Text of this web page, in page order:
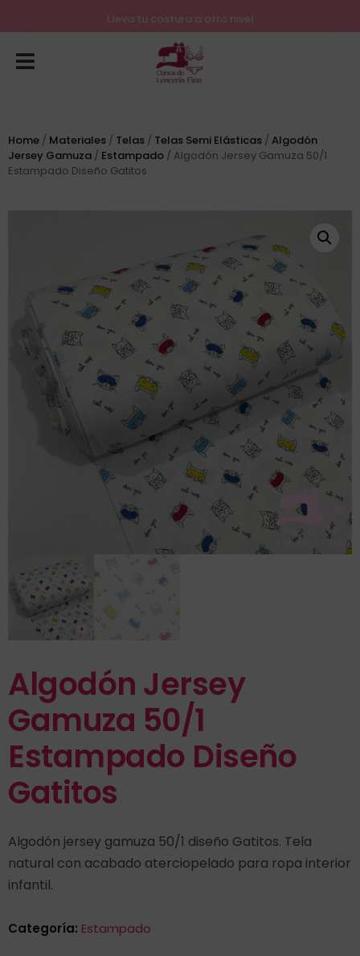
Lleva tu costura a otro nivel
Home / Materiales / Telas / Telas Semi Elásticas / Algodón
Jersey Gamuza / Estampado / Algodón Jersey Gamuza 50/1
Estampado Diseño Gatitos
Algodón Jersey
Gamuza 50/1
Estampado Diseño
Gatitos
Algodón jersey gamuza 50/1 diseño Gatitos. Tela
natural con acabado aterciopelado para ropa interior
infantil.
Categoría: Estampado